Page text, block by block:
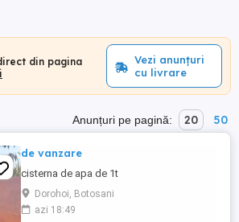
din pagina
Vezi anunțuri
cu livrare
Anunțuri pe pagină: 20 50
de vanzare
cisterna de apa de 1t
Dorohoi, Botosani
azi 18:49